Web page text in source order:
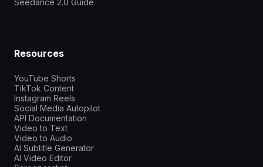
Resources
YouTube Shorts
TikTok Content
Instagram Reels
Social Media Autopilot
API Documentation
Video to Text
Video to Audio
AI Subtitle Generator
AI Video Editor